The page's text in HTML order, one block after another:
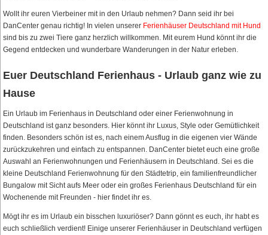
Wollt ihr euren Vierbeiner mit in den Urlaub nehmen? Dann seid ihr bei
DanCenter genau richtig! In vielen unserer Ferienhäuser Deutschland mit Hund
sind bis zu zwei Tiere ganz herzlich willkommen. Mit eurem Hund könnt ihr die
Gegend entdecken und wunderbare Wanderungen in der Natur erleben.
Euer Deutschland Ferienhaus - Urlaub ganz wie zu
Hause
Ein Urlaub im Ferienhaus in Deutschland oder einer Ferienwohnung in
Deutschland ist ganz besonders. Hier könnt ihr Luxus, Style oder Gemütlichkeit
finden. Besonders schön ist es, nach einem Ausflug in die eigenen vier Wände
zurückzukehren und einfach zu entspannen. DanCenter bietet euch eine große
Auswahl an Ferienwohnungen und Ferienhäusern in Deutschland. Sei es die
kleine Deutschland Ferienwohnung für den Städtetrip, ein familienfreundlicher
Bungalow mit Sicht aufs Meer oder ein großes Ferienhaus Deutschland für ein
Wochenende mit Freunden - hier findet ihr es.
Mögt ihr es im Urlaub ein bisschen luxuriöser? Dann gönnt es euch, ihr habt es
euch schließlich verdient! Einige unserer Ferienhäuser in Deutschland verfügen